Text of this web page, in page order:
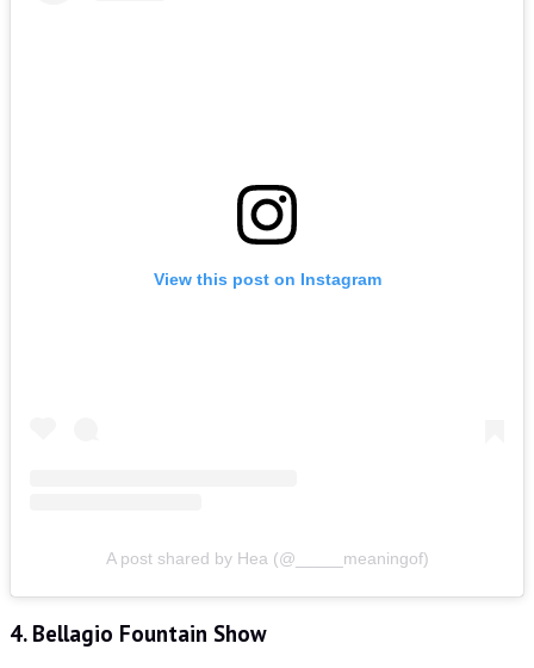
View this post on Instagram
A post shared by Hea (@_____meaningof)
4. Bellagio Fountain Show